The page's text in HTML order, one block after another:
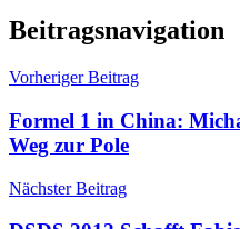
Beitragsnavigation
Vorheriger Beitrag
Formel 1 in China:
Weg zur Pole
Nächster Beitrag